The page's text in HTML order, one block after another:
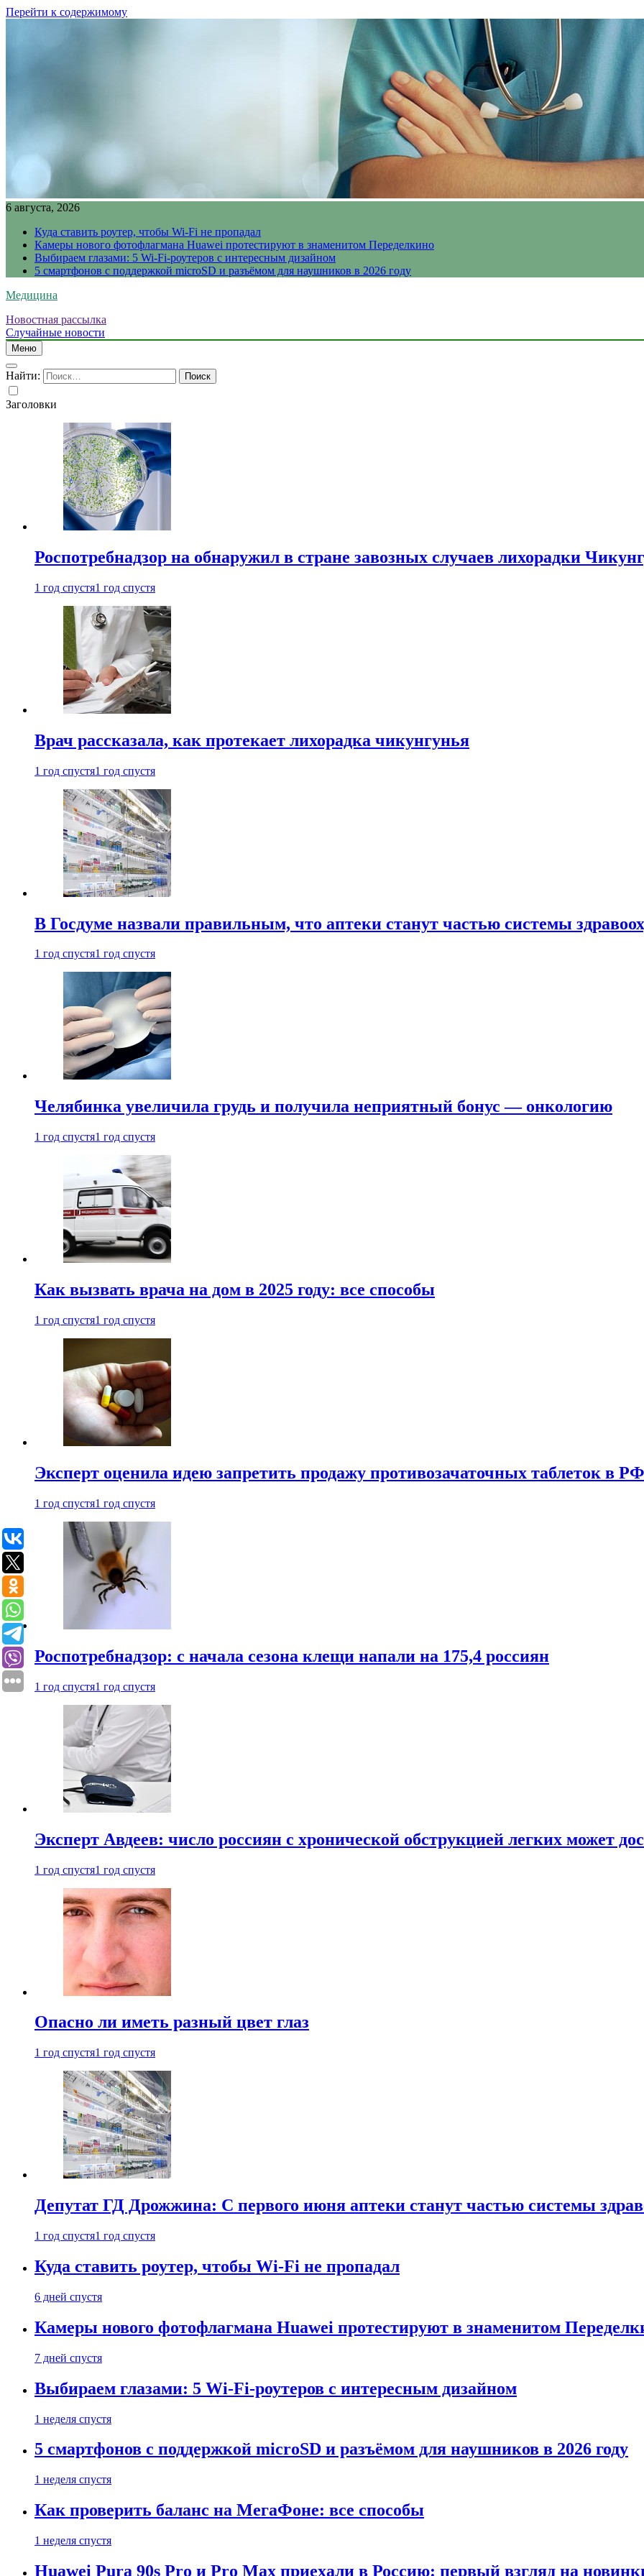
Перейти к содержимому
6 августа, 2026
Куда ставить роутер, чтобы Wi-Fi не пропадал
Камеры нового фотофлагмана Huawei протестируют в знаменитом Переделкино
Выбираем глазами: 5 Wi-Fi-роутеров с интересным дизайном
5 смартфонов с поддержкой microSD и разъёмом для наушников в 2026 году
Медицина
Новостная рассылка
Случайные новости
Меню
Найти:
Заголовки
Роспотребнадзор на обнаружил в стране завозных случаев лихорадки
1 год спустя1 год спустя
Врач рассказала, как протекает лихорадка чикунгунья
1 год спустя1 год спустя
В Госдуме назвали правильным, что аптеки станут частью системы
1 год спустя1 год спустя
Челябинка увеличила грудь и получила неприятный бонус — онкологию
1 год спустя1 год спустя
Как вызвать врача на дом в 2025 году: все способы
1 год спустя1 год спустя
Эксперт оценила идею запретить продажу противозачаточных таблеток в РФ
1 год спустя1 год спустя
Роспотребнадзор: с начала сезона клещи напали на 175,4 россиян
1 год спустя1 год спустя
Эксперт Авдеев: число россиян с хронической обструкцией легких может
1 год спустя1 год спустя
Опасно ли иметь разный цвет глаз
1 год спустя1 год спустя
Депутат ГД Дрожжина: С первого июня аптеки станут частью системы
1 год спустя1 год спустя
Куда ставить роутер, чтобы Wi-Fi не пропадал
6 дней спустя
Камеры нового фотофлагмана Huawei протестируют в знаменитом
7 дней спустя
Выбираем глазами: 5 Wi-Fi-роутеров с интересным дизайном
1 неделя спустя
5 смартфонов с поддержкой microSD и разъёмом для наушников в 2026 году
1 неделя спустя
Как проверить баланс на МегаФоне: все способы
1 неделя спустя
Huawei Pura 90s Pro и Pro Max приехали в Россию: первый взгляд на